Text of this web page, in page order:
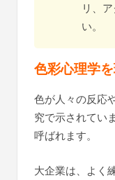
リ、
い。
色彩心理学
色が人々の反応
究で示されてい
呼ばれます。
大企業は、よく